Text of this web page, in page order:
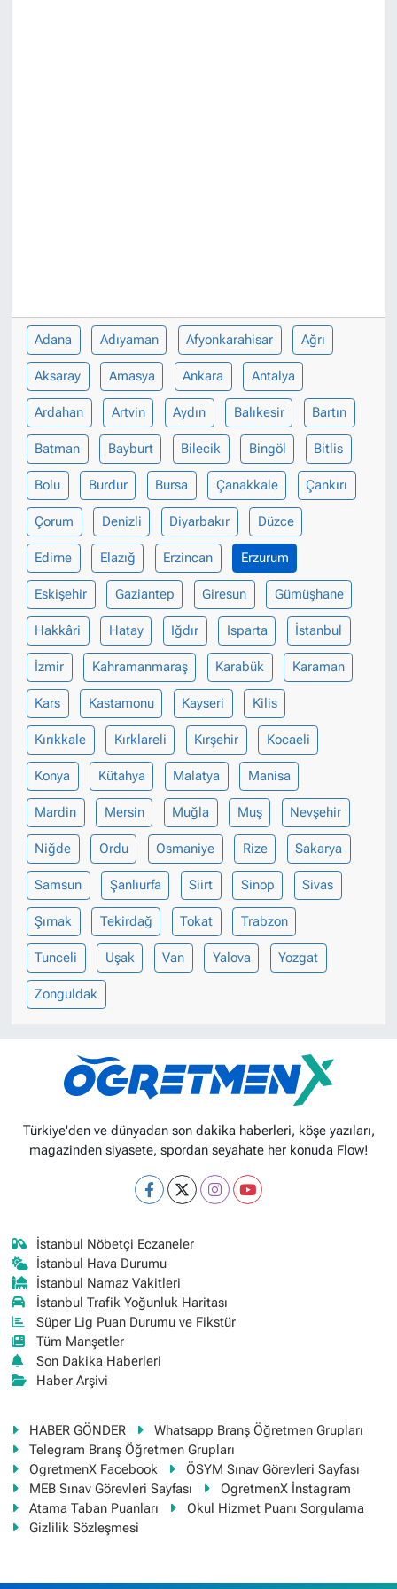
Adana Adıyaman Afyonkarahisar Ağrı
Aksaray Amasya Ankara Antalya
Ardahan Artvin Aydın Balıkesir Bartın
Batman Bayburt Bilecik Bingöl Bitlis
Bolu Burdur Bursa Çanakkale Çankırı
Çorum Denizli Diyarbakır Düzce
Edirne Elazığ Erzincan Erzurum
Eskişehir Gaziantep Giresun Gümüşhane
Hakkâri Hatay Iğdır Isparta İstanbul
İzmir Kahramanmaraş Karabük Karaman
Kars Kastamonu Kayseri Kilis
Kırıkkale Kırklareli Kırşehir Kocaeli
Konya Kütahya Malatya Manisa
Mardin Mersin Muğla Muş Nevşehir
Niğde Ordu Osmaniye Rize Sakarya
Samsun Şanlıurfa Siirt Sinop Sivas
Şırnak Tekirdağ Tokat Trabzon
Tunceli Uşak Van Yalova Yozgat
Zonguldak
Türkiye'den ve dünyadan son dakika haberleri, köşe yazıları,
magazinden siyasete, spordan seyahate her konuda Flow!
İstanbul Nöbetçi Eczaneler
İstanbul Hava Durumu
İstanbul Namaz Vakitleri
İstanbul Trafik Yoğunluk Haritası
Süper Lig Puan Durumu ve Fikstür
Tüm Manşetler
Son Dakika Haberleri
Haber Arşivi
HABER GÖNDER
Whatsapp Branş Öğretmen Grupları
Telegram Branş Öğretmen Grupları
OgretmenX Facebook
ÖSYM Sınav Görevleri Sayfası
MEB Sınav Görevleri Sayfası
OgretmenX İnstagram
Atama Taban Puanları
Okul Hizmet Puanı Sorgulama
Gizlilik Sözleşmesi